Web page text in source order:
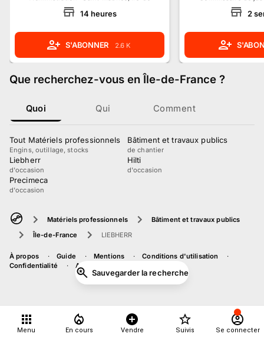
14 heures
S'ABONNER 2.6 K
2
Que recherchez-vous en Île-de-France ?
Quoi Qui Comment
Tout Matériels professionnels
Engins, outillage, stocks
Bâtiment et travaux publics
de chantier
Liebherr
d'occasion
Hilti
d'occasion
Precimeca
d'occasion
Matériels professionnels
Bâtiment et travaux publics
Île-de-France
LIEBHERR
À propos Guide Mentions
Conditions d'utilisation
Confidentialité
Accessibilité
Sauvegarder la recherche
Menu En cours Vendre Suivis Se connecter